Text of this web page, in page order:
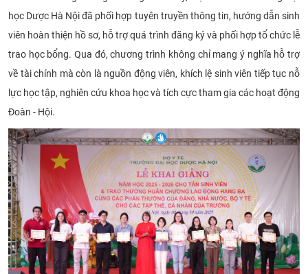
học Dược Hà Nội đã phối hợp tuyên truyền thông tin, hướng dẫn sinh
viên hoàn thiện hồ sơ, hỗ trợ quá trình đăng ký và phối hợp tổ chức lễ
trao học bổng. Qua đó, chương trình không chỉ mang ý nghĩa hỗ trợ
về tài chính mà còn là nguồn động viên, khích lệ sinh viên tiếp tục nỗ
lực học tập, nghiên cứu khoa học và tích cực tham gia các hoạt động
Đoàn - Hội.